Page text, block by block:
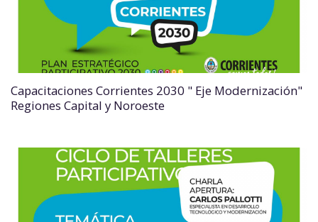
Capacitaciones Corrientes 2030 " Eje Modernización"
Regiones Capital y Noroeste